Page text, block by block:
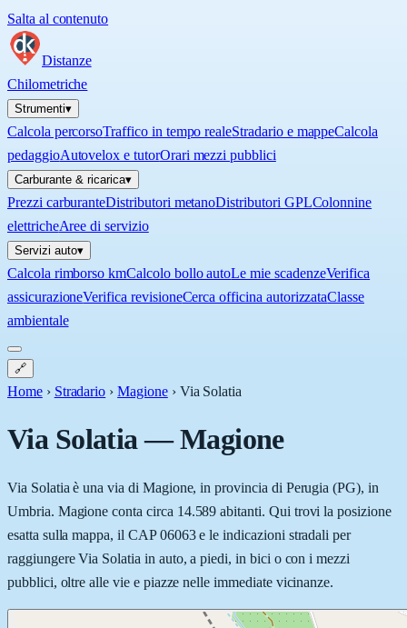
Salta al contenuto
Distanze
Chilometriche
Strumenti▾
Calcola percorsoTraffico in tempo realeStradario e mappeCalcola
pedaggioAutovelox e tutorOrari mezzi pubblici
Carburante & ricarica▾
Prezzi carburanteDistributori metanoDistributori GPLColonnine
elettricheAree di servizio
Servizi auto▾
Calcola rimborso kmCalcolo bollo autoLe mie scadenzeVerifica
assicurazioneVerifica revisioneCerca officina autorizzataClasse
ambientale
🔗
Home › Stradario › Magione › Via Solatia
Via Solatia—Magione
Via Solatia è una via di Magione, in provincia di Perugia (PG), in
Umbria. Magione conta circa 14.589 abitanti. Qui trovi la posizione
esatta sulla mappa, il CAP 06063 e le indicazioni stradali per
raggiungere Via Solatia in auto, a piedi, in bici o con i mezzi
pubblici, oltre alle vie e piazze nelle immediate vicinanze.